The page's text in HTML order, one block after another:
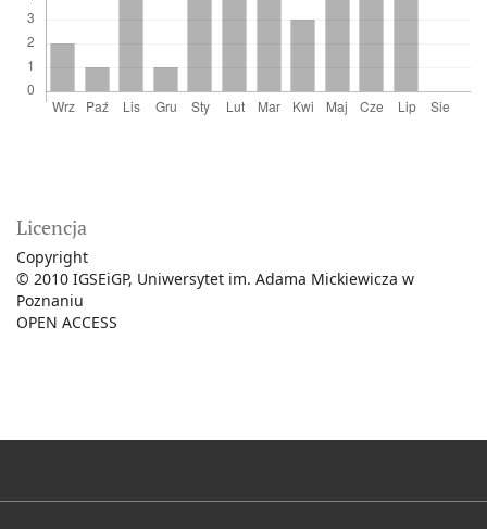
Licencja
Copyright
© 2010 IGSEiGP, Uniwersytet im. Adama Mickiewicza w
Poznaniu
OPEN ACCESS